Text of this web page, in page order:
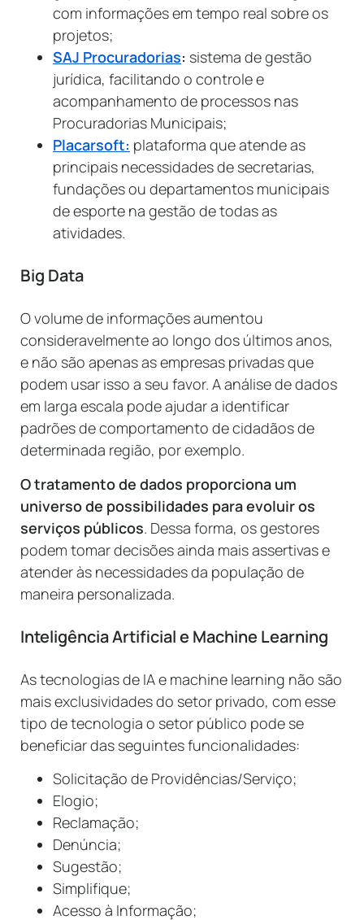
com informações em tempo real sobre os
projetos;
SAJ Procuradorias: sistema de gestão
jurídica, facilitando o controle e
acompanhamento de processos nas
Procuradorias Municipais;
Placarsoft: plataforma que atende as
principais necessidades de secretarias,
fundações ou departamentos municipais
de esporte na gestão de todas as
atividades.
Big Data
O volume de informações aumentou
consideravelmente ao longo dos últimos anos,
e não são apenas as empresas privadas que
podem usar isso a seu favor. A análise de dados
em larga escala pode ajudar a identificar
padrões de comportamento de cidadãos de
determinada região, por exemplo.
O tratamento de dados proporciona um
universo de possibilidades para evoluir os
serviços públicos. Dessa forma, os gestores
podem tomar decisões ainda mais assertivas e
atender às necessidades da população de
maneira personalizada.
Inteligência Artificial e Machine Learning
As tecnologias de IA e machine learning não são
mais exclusividades do setor privado, com esse
tipo de tecnologia o setor público pode se
beneficiar das seguintes funcionalidades:
Solicitação de Providências/Serviço;
Elogio;
Reclamação;
Denúncia;
Sugestão;
Simplifique;
Acesso à Informação;